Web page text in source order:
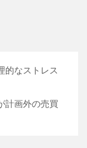
的なストレス
計画外の売買